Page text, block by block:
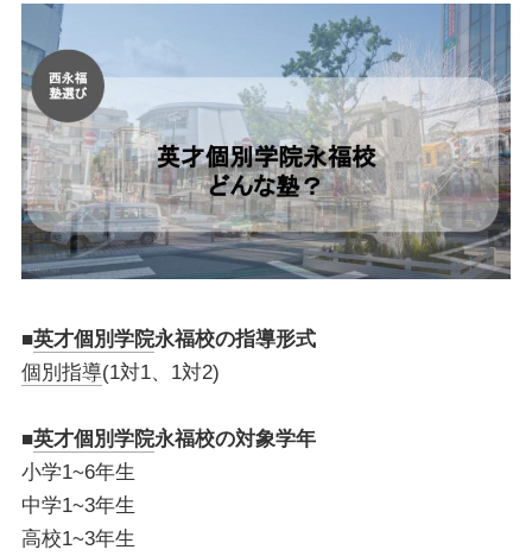
■英才個別学院永福校の指導形式
個別指導(1対1、1対2)
■英才個別学院永福校の対象学年
小学1~6年生
中学1~3年生
高校1~3年生